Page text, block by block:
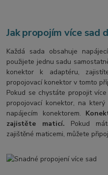
Jak propojím více sad
Každá sada obsahuje
použijete jednu sadu
konektor k adaptéru,
propojovací konektor v tomto
Pokud se chystáte propojit
propojovací konektor, na
napájecím konektorem.
zajistěte maticí. Pokud
zajištěné maticemi, můžete